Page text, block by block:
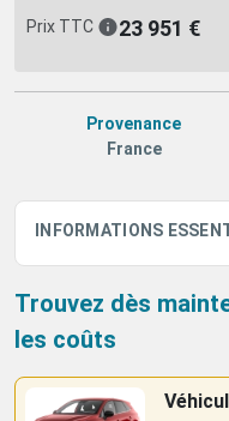
Prix TTC 23 951 €
Provenance
France
INFORMATIONS
Trouvez dès
les coûts